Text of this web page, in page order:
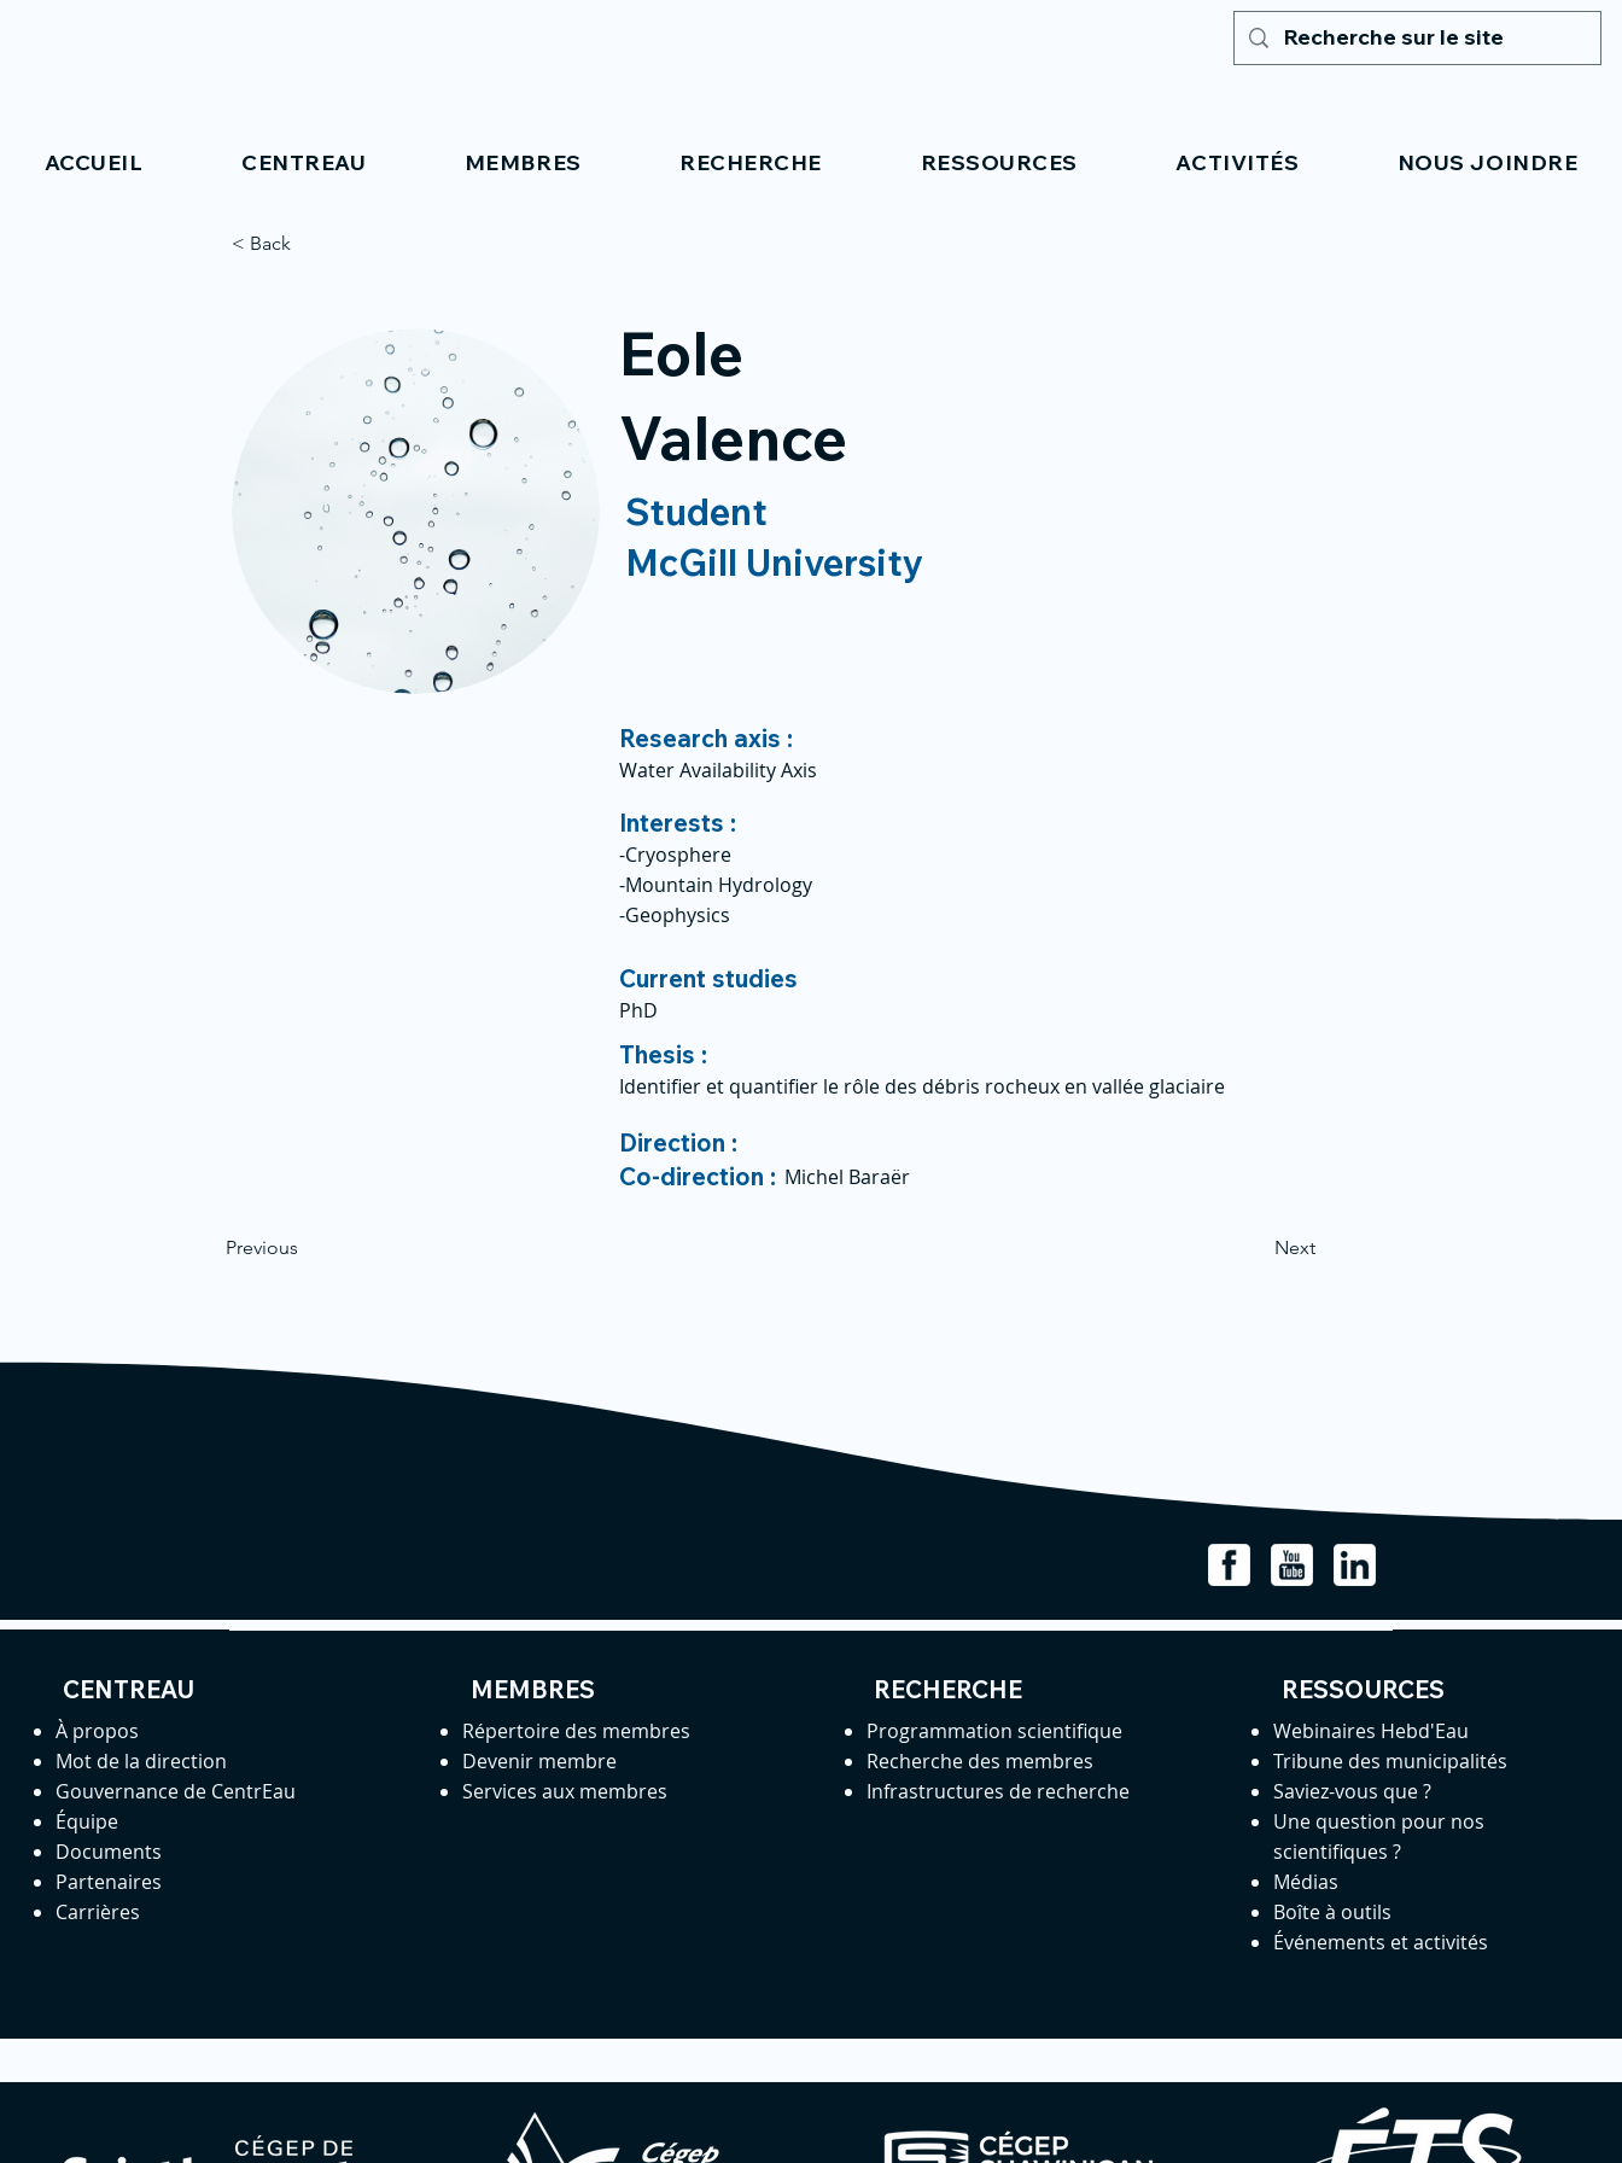
ACCUEIL CENTREAU MEMBRES RECHERCHE RESSOURCES ACTIVITÉS NOUS JOINDRE
< Back
Eole
Valence
Student
McGill University
Research axis :
Water Availability Axis
Interests :
-Cryosphere
-Mountain Hydrology
-Geophysics
Current studies
PhD
Thesis :
Identifier et quantifier le rôle des débris rocheux en vallée glaciaire
Previous
Direction :
Co-direction : Michel Baraër
Next
CENTREAU
À propos
Mot de la direction
Gouvernance de CentrEau
Équipe
Documents
Partenaires
Carrières
MEMBRES
Répertoire des membres
Devenir membre
Services aux membres
RECHERCHE
Programmation scientifique
Recherche des membres
Infrastructures de recherche
RESSOURCES
Webinaires Hebd'Eau
Tribune des municipalités
Saviez-vous que ?
Une question pour nos
scientifiques ?
Médias
Boîte à outils
Événements et activités